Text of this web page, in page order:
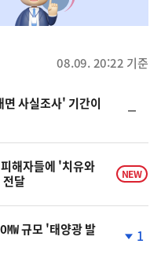
08.09. 20:22 기준
사실조사' 기간이
일
해자들에 '치유와
전달
NEW
㎿ 규모 '태양광 발
1